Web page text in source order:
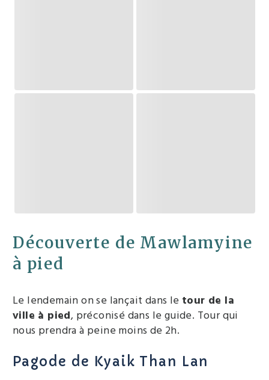
Découverte de Mawlamyine
à pied
Le lendemain on se lançait dans le tour de la
ville à pied, préconisé dans le guide. Tour qui
nous prendra à peine moins de 2h.
Pagode de Kyaik Than Lan